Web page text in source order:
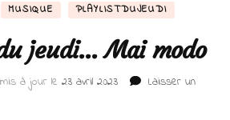
MUSIQUE PLAYLISTDUJEUDI
jeudi… Mai modo
mis à jour le 23 avril 2023
Laisser un